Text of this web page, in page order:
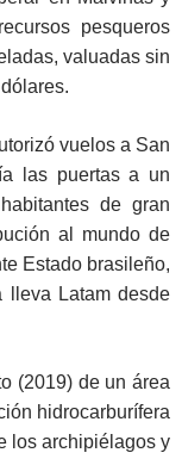
pesqueros
valuadas sin
vuelos a San
las puertas a un
de gran
al mundo de
Estado brasileño,
lleva Latam desde
(2019) de un área
hidrocarburífera
los archipiélagos y